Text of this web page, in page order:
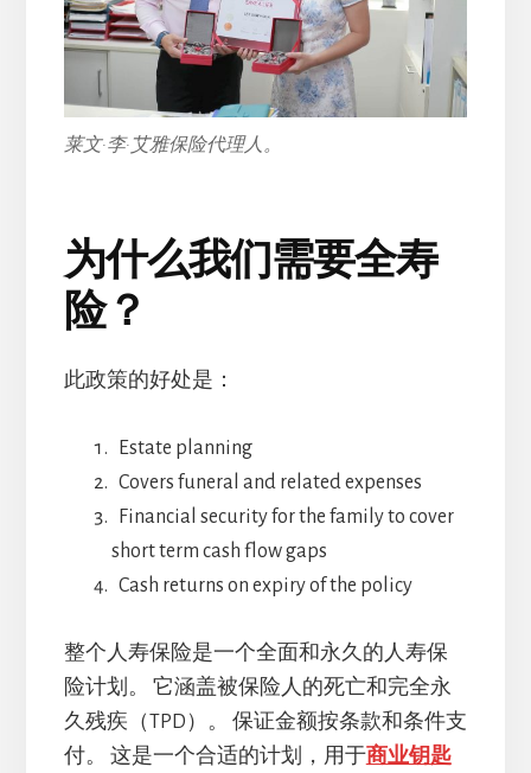
莱文·李·艾雅保险代理人。
为什么我们需要全寿
险？
此政策的好处是：
Estate planning
Covers funeral and related expenses
Financial security for the family to cover
short term cash flow gaps
Cash returns on expiry of the policy
整个人寿保险是一个全面和永久的人寿保
险计划。 它涵盖被保险人的死亡和完全永
久残疾（TPD）。 保证金额按条款和条件支
付。 这是一个合适的计划，用于商业钥匙